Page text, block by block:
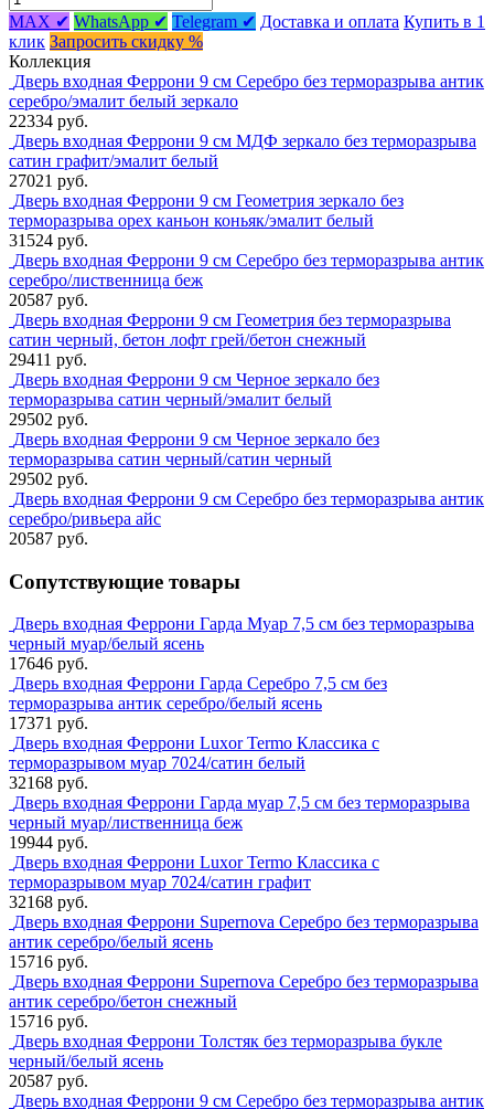
MAX ✔ WhatsApp ✔ Telegram ✔ Доставка и оплата Купить в 1
клик Запросить скидку %
Коллекция
Дверь входная Феррони 9 см Серебро без терморазрыва антик
серебро/эмалит белый зеркало
22334 руб.
Дверь входная Феррони 9 см МДФ зеркало без терморазрыва
сатин графит/эмалит белый
27021 руб.
Дверь входная Феррони 9 см Геометрия зеркало без
терморазрыва орех каньон коньяк/эмалит белый
31524 руб.
Дверь входная Феррони 9 см Серебро без терморазрыва антик
серебро/лиственница беж
20587 руб.
Дверь входная Феррони 9 см Геометрия без терморазрыва
сатин черный, бетон лофт грей/бетон снежный
29411 руб.
Дверь входная Феррони 9 см Черное зеркало без
терморазрыва сатин черный/эмалит белый
29502 руб.
Дверь входная Феррони 9 см Черное зеркало без
терморазрыва сатин черный/сатин черный
29502 руб.
Дверь входная Феррони 9 см Серебро без терморазрыва антик
серебро/ривьера айс
20587 руб.
Сопутствующие товары
Дверь входная Феррони Гарда Муар 7,5 см без терморазрыва
черный муар/белый ясень
17646 руб.
Дверь входная Феррони Гарда Серебро 7,5 см без
терморазрыва антик серебро/белый ясень
17371 руб.
Дверь входная Феррони Luxor Termo Классика с
терморазрывом муар 7024/сатин белый
32168 руб.
Дверь входная Феррони Гарда муар 7,5 см без терморазрыва
черный муар/лиственница беж
19944 руб.
Дверь входная Феррони Luxor Termo Классика с
терморазрывом муар 7024/сатин графит
32168 руб.
Дверь входная Феррони Supernova Серебро без терморазрыва
антик серебро/белый ясень
15716 руб.
Дверь входная Феррони Supernova Серебро без терморазрыва
антик серебро/бетон снежный
15716 руб.
Дверь входная Феррони Толстяк без терморазрыва букле
черный/белый ясень
20587 руб.
Дверь входная Феррони 9 см Серебро без терморазрыва антик